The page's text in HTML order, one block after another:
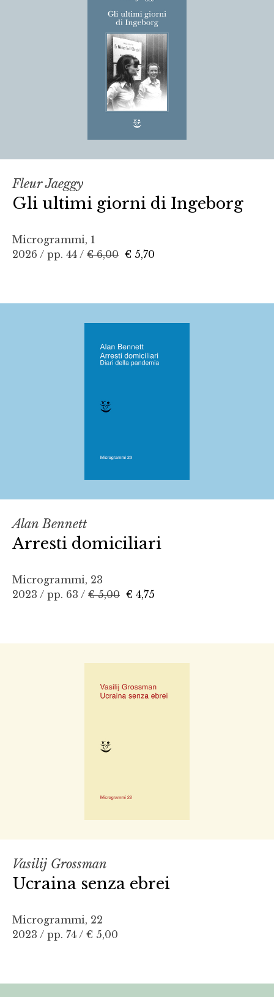
Fleur Jaeggy
Gli ultimi giorni di Ingeborg
Microgrammi, 1
2026 / pp. 44 / € 6,00 € 5,70
Alan Bennett
Arresti domiciliari
Microgrammi, 23
2023 / pp. 63 / € 5,00 € 4,75
Vasilij Grossman
Ucraina senza ebrei
Microgrammi, 22
2023 / pp. 74 / € 5,00